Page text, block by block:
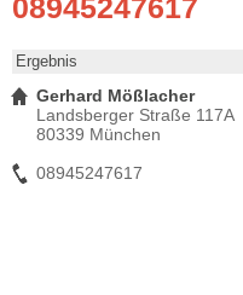
08945247617
Ergebnis
Gerhard Mößlacher
Landsberger Straße 117A
80339 München
08945247617